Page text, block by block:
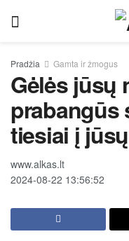
Pradžia Gamta ir žmogus
Gėlės jūsų
prabangūs
tiesiai į
www.alkas.lt
2024-08-22 13:56:52